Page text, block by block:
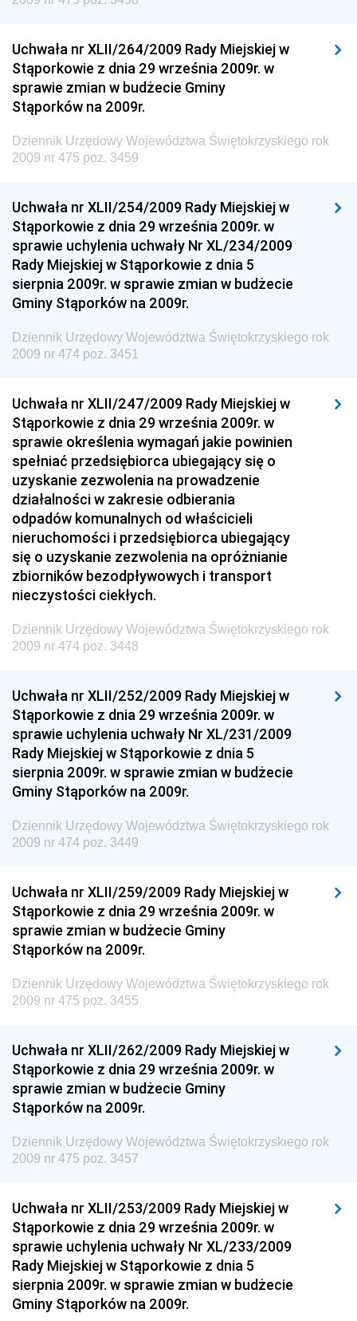
Dziennik Urzędowy Ministerstwa Przemysłu
Chemicznego i Lekkiego
Dziennik Urzędowy Ministerstwa Rolnictwa i
Gospodarki Żywnościowej
Dziennik Urzędowy Ministra Rodziny, Pracy i Polityki
Społecznej
Dziennik Urzędowy Ministra Rozwoju
Dziennik Urzędowy Ministra Infrastruktury i
Budownictwa
Dziennik Urzędowy Ministra Gospodarki Morskiej i
Żeglugi Śródlądowej
Dziennik Urzędowy Ministra Energii
Dziennik Urzędowy Ministra Finansów
Dziennik Urzędowy Ministra Rozwoju i Finansów
Dziennik Urzędowy Wyższego Urzędu Górniczego
Dziennik Urzędowy Prezesa Urzędu Transportu
Kolejowego
Dziennik Urzędowy Ministra Przedsiębiorczości i
Technologii
Dziennik Urzędowy Ministra Inwestycji i Rozwoju
Dziennik Urzędowy Naczelnego Dyrektora Archiwów
Państwowych
Dziennik Urzędowy Ministra Finansów, Inwestycji i
Rozwoju
Dziennik Urzędowy Ministra Sportu
Dziennik Urzędowy Ministra Funduszy i Polityki
Regionalnej
Dziennik Urzędowy Ministra Aktywów Państwowych
Dziennik Urzędowy Ministra Zdrowia
Dziennik Urzędowy Ministra Środowiska i Głównego
Inspektora Ochrony Środowiska
Dziennik Urzędowy Ministerstwa Kultury, Dziedzictwa
Narodowego i Sportu
Dziennik Urzędowy Ministra Finansów, Funduszy i
Dziennik Urzędowy Ministra Rozwoju, Pracy i
Dziennik Urzędowy Ministra Kultury, Dziedzictwa
Narodowego i Sportu
Dziennik Urzędowy Ministra Rodziny i Polityki
Społecznej
Dziennik Urzędowy Komendy Głównej Straży
Granicznej
Drogowego
Dziennik Urzędowy Narodowego Banku Polskiego
Dziennik Urzędowy Komendy Głównej Policji
Dziennik Urzędowy Ministra Pracy i Polityki
Społecznej
Uchwała nr XLII/264/2009 Rady Miejskiej w
Stąporkowie z dnia 29 września 2009r. w
sprawie zmian w budżecie Gminy
Stąporków na 2009r.
Dziennik Urzędowy Województwa Świętokrzyskiego rok
2009 nr 475 poz. 3459
Uchwała nr XLII/254/2009 Rady Miejskiej w
Stąporkowie z dnia 29 września 2009r. w
sprawie uchylenia uchwały Nr XL/234/2009
Rady Miejskiej w Stąporkowie z dnia 5
sierpnia 2009r. w sprawie zmian w budżecie
Gminy Stąporków na 2009r.
Dziennik Urzędowy Województwa Świętokrzyskiego rok
2009 nr 474 poz. 3451
Uchwała nr XLII/247/2009 Rady Miejskiej w
Stąporkowie z dnia 29 września 2009r. w
sprawie określenia wymagań jakie powinien
spełniać przedsiębiorca ubiegający się o
uzyskanie zezwolenia na prowadzenie
działalności w zakresie odbierania
odpadów komunalnych od właścicieli
nieruchomości i przedsiębiorca ubiegający
się o uzyskanie zezwolenia na opróżnianie
zbiorników bezodpływowych i transport
nieczystości ciekłych.
Dziennik Urzędowy Województwa Świętokrzyskiego rok
2009 nr 474 poz. 3448
Uchwała nr XLII/252/2009 Rady Miejskiej w
Stąporkowie z dnia 29 września 2009r. w
sprawie uchylenia uchwały Nr XL/231/2009
Rady Miejskiej w Stąporkowie z dnia 5
sierpnia 2009r. w sprawie zmian w budżecie
Gminy Stąporków na 2009r.
Dziennik Urzędowy Województwa Świętokrzyskiego rok
2009 nr 474 poz. 3449
Uchwała nr XLII/259/2009 Rady Miejskiej w
Stąporkowie z dnia 29 września 2009r. w
sprawie zmian w budżecie Gminy
Stąporków na 2009r.
Dziennik Urzędowy Województwa Świętokrzyskiego rok
2009 nr 475 poz. 3455
Uchwała nr XLII/262/2009 Rady Miejskiej w
Stąporkowie z dnia 29 września 2009r. w
sprawie zmian w budżecie Gminy
Stąporków na 2009r.
Dziennik Urzędowy Województwa Świętokrzyskiego rok
2009 nr 475 poz. 3457
Uchwała nr XLII/253/2009 Rady Miejskiej w
Stąporkowie z dnia 29 września 2009r. w
sprawie uchylenia uchwały Nr XL/233/2009
Rady Miejskiej w Stąporkowie z dnia 5
sierpnia 2009r. w sprawie zmian w budżecie
Gminy Stąporków na 2009r.